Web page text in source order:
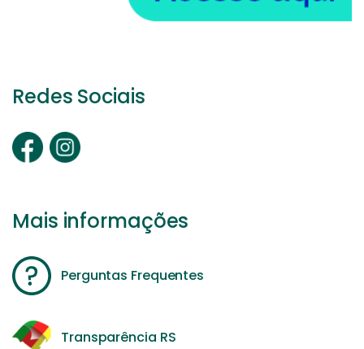
Redes Sociais
Mais informações
Perguntas Frequentes
Transparência RS